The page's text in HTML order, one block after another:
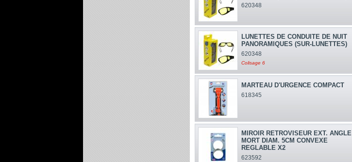
620348
LUNETTES DE CONDUITE DE NUIT
PANORAMIQUES (SUR-LUNETTES)
620348
Colisage 6
MARTEAU D'URGENCE COMPACT
618345
MIROIR RETROVISEUR EXT. ANGLE
MORT DIAM. 5CM CONVEXE
REGLABLE X2
623592